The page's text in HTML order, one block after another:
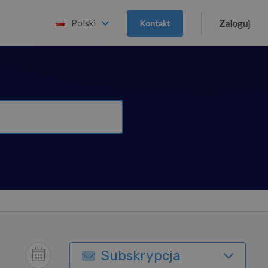
Polski Kontakt Zaloguj
Subskrypcja